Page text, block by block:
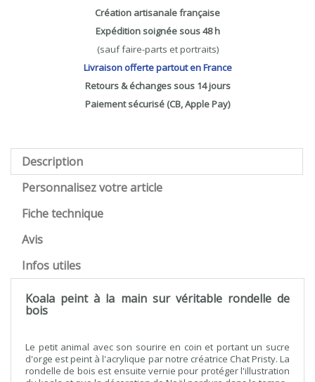
Création artisanale française
Expédition soignée sous 48 h
(sauf faire-parts et portraits)
Livraison offerte partout en France
Retours & échanges sous 14 jours
Paiement sécurisé (CB, Apple Pay)
Description
Personnalisez votre article
Fiche technique
Avis
Infos utiles
Koala peint à la main sur véritable rondelle de
bois
Le petit animal avec son sourire en coin et portant un sucre
d'orge est peint à l'acrylique par notre créatrice Chat Pristy. La
rondelle de bois est ensuite vernie pour protéger l'illustration